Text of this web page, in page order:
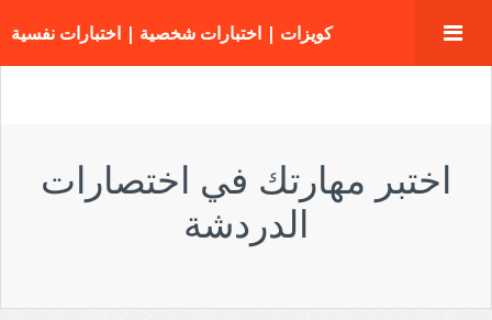
كويزات | اختبارات شخصية | اختبارات نفسية
اختبر مهارتك في اختصارات
الدردشة